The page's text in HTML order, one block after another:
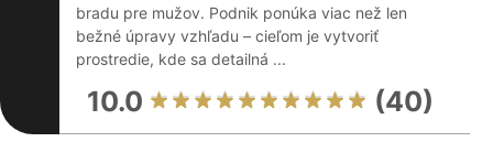
bradu pre mužov. Podnik ponúka viac než len
bežné úpravy vzhľadu – cieľom je vytvoriť
prostredie, kde sa detailná ...
10.0 (40)